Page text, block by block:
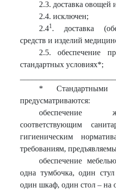
2.3. доставка овощей
2.4. исключен;
2.41. доставка
средств и изделий
2.5. обеспечение
стандартных условиях*;
* Стандартными
предусматриваются:
обеспечение
соответствующим
гигиеническим
требованиям,
обеспечение
одна тумбочка, один
один шкаф, один стол – на